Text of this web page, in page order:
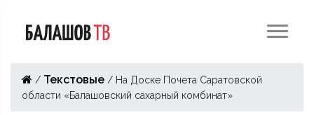
/ Текстовые / На Доске Почета Саратовской
области «Балашовский сахарный комбинат»